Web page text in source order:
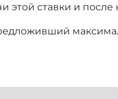
этой ставки и